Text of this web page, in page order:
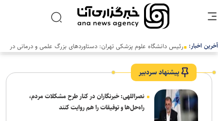
آخرین اخبار:
پیشنهاد سردبیر
نصراللهی: خبرنگاران در کنار طرح مشکلات مردم،
راه‌حل‌ها و توفیقات را هم روایت کنند